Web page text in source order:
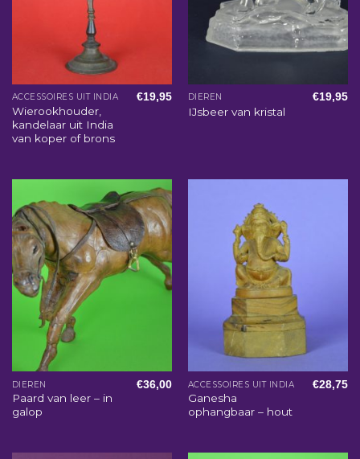
ACCESSOIRES UIT INDIA
Wierookhouder,
kandelaar uit India
van koper of brons
€19,95 DIEREN
IJsbeer van kristal
€19,95
DIEREN
Paard van leer – in
galop
€36,00 ACCESSOIRES UIT INDIA
Ganesha
ophangbaar – hout
€28,75